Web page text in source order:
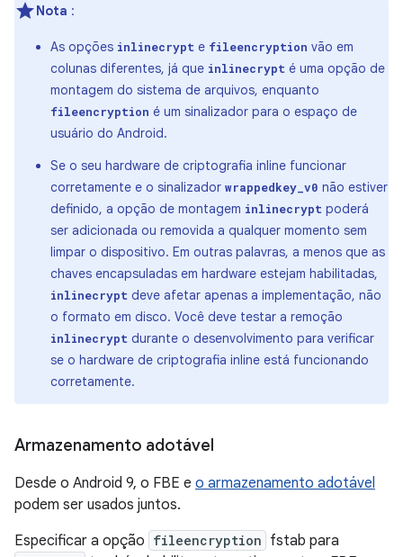
Nota :
As opções inlinecrypt e fileencryption vão em
colunas diferentes, já que inlinecrypt é uma opção de
montagem do sistema de arquivos, enquanto
fileencryption é um sinalizador para o espaço de
usuário do Android.
Se o seu hardware de criptografia inline funcionar
corretamente e o sinalizador wrappedkey_v0 não estiver
definido, a opção de montagem inlinecrypt poderá
ser adicionada ou removida a qualquer momento sem
limpar o dispositivo. Em outras palavras, a menos que as
chaves encapsuladas em hardware estejam habilitadas,
inlinecrypt deve afetar apenas a implementação, não
o formato em disco. Você deve testar a remoção
inlinecrypt durante o desenvolvimento para verificar
se o hardware de criptografia inline está funcionando
corretamente.
Armazenamento adotável
Desde o Android 9, o FBE e o armazenamento adotável
podem ser usados ​​juntos.
Especificar a opção fileencryption fstab para